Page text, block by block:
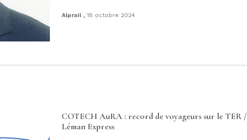
Alprail . 18 octobre 2024
COTECH AuRA : record de voyageurs sur le TER /
Léman Express